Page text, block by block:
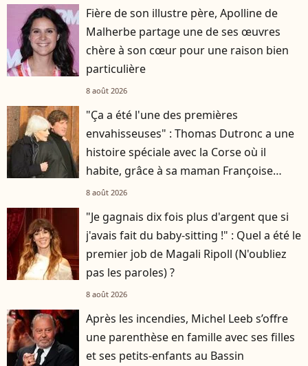
Fière de son illustre père, Apolline de
Malherbe partage une de ses œuvres
chère à son cœur pour une raison bien
particulière
8 août 2026
"Ça a été l'une des premières
envahisseuses" : Thomas Dutronc a une
histoire spéciale avec la Corse où il
habite, grâce à sa maman Françoise
Hardy
8 août 2026
"Je gagnais dix fois plus d'argent que si
j'avais fait du baby-sitting !" : Quel a été le
premier job de Magali Ripoll (N'oubliez
pas les paroles) ?
8 août 2026
Après les incendies, Michel Leeb s’offre
une parenthèse en famille avec ses filles
et ses petits-enfants au Bassin